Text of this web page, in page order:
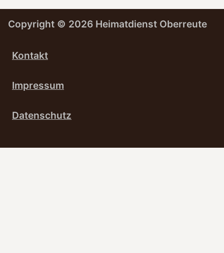
Copyright © 2026 Heimatdienst Oberreute
Kontakt
Impressum
Datenschutz